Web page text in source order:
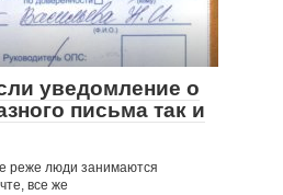
уведомление о
письма так и
реже люди занимаются
все же